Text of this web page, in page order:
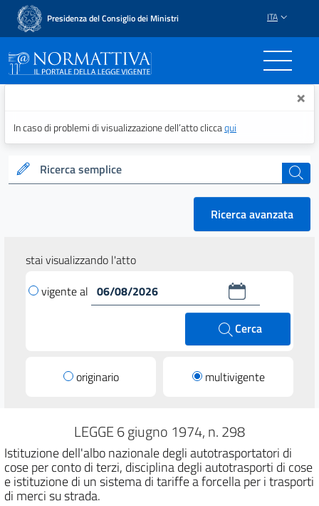
Presidenza del Consiglio dei Ministri ITA
Normattiva - Il portale ×
In caso di problemi di visualizzazione dell’atto cliccaqui
Ricerca semplice cerca
Ricerca avanzata
stai visualizzando l'atto
vigente al
Cerca
originario multivigente
LEGGE 6 giugno 1974, n. 298
Istituzione dell'albo nazionale degli autotrasportatori di
cose per conto di terzi, disciplina degli autotrasporti di cose
e istituzione di un sistema di tariffe a forcella per i trasporti
di merci su strada.